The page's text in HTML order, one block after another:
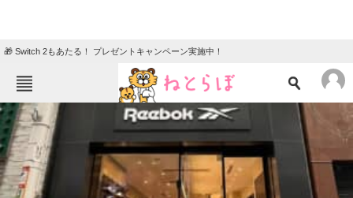
🎁 Switch 2もあたる！ プレゼントキャンペーン実施中！
ねとらぼメニュー
TOP ニュース
エンタメ クイズ
グルメ 地域